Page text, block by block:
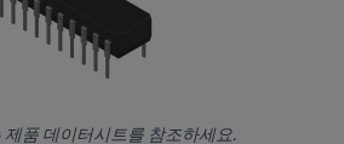
품 데이터시트를 참조하세요.